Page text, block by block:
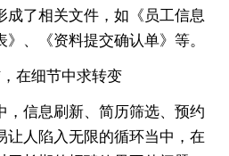
成了相关文件，如《员工信息
、《资料提交确认单》等。
在细节中求转变
，信息刷新、简历筛选、预约
让人陷入无限的循环当中，在